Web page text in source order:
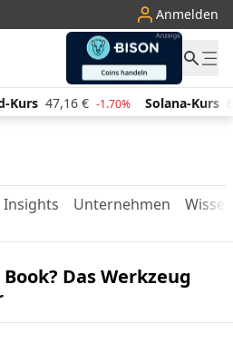
Anmelden
Kurs 47,16 € -1.70% Solana-Kurs
Insights Unternehmen Wissen
Das Werkzeug